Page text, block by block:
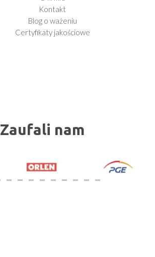
Kontakt
Blog o ważeniu
Certyfikaty jakościowe
Zaufali nam